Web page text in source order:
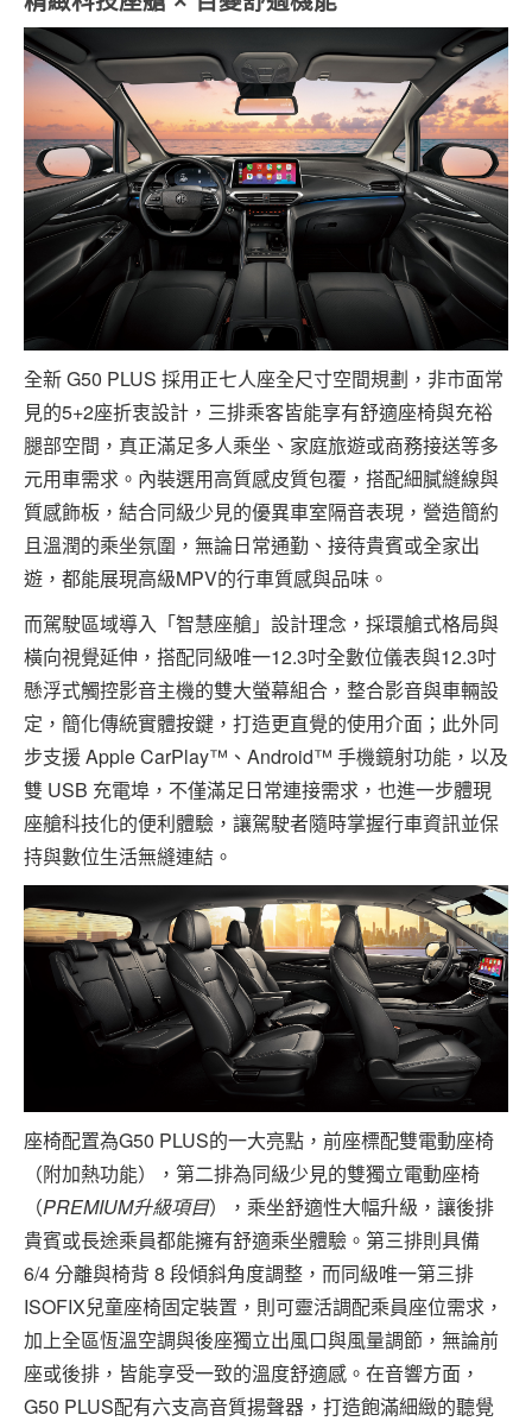
全新 G50 PLUS 採用正七人座全尺寸空間規劃，非市面常
見的5+2座折衷設計，三排乘客皆能享有舒適座椅與充裕
腿部空間，真正滿足多人乘坐、家庭旅遊或商務接送等多
元用車需求。內裝選用高質感皮質包覆，搭配細膩縫線與
質感飾板，結合同級少見的優異車室隔音表現，營造簡約
且溫潤的乘坐氛圍，無論日常通勤、接待貴賓或全家出
遊，都能展現高級MPV的行車質感與品味。
而駕駛區域導入「智慧座艙」設計理念，採環艙式格局與
橫向視覺延伸，搭配同級唯一12.3吋全數位儀表與12.3吋
懸浮式觸控影音主機的雙大螢幕組合，整合影音與車輛設
定，簡化傳統實體按鍵，打造更直覺的使用介面；此外同
步支援 Apple CarPlay™、Android™ 手機鏡射功能，以及
雙 USB 充電埠，不僅滿足日常連接需求，也進一步體現
座艙科技化的便利體驗，讓駕駛者隨時掌握行車資訊並保
持與數位生活無縫連結。
座椅配置為G50 PLUS的一大亮點，前座標配雙電動座椅
（附加熱功能），第二排為同級少見的雙獨立電動座椅
（PREMIUM升級項目），乘坐舒適性大幅升級，讓後排
貴賓或長途乘員都能擁有舒適乘坐體驗。第三排則具備
6/4 分離與椅背 8 段傾斜角度調整，而同級唯一第三排
ISOFIX兒童座椅固定裝置，則可靈活調配乘員座位需求，
加上全區恆溫空調與後座獨立出風口與風量調節，無論前
座或後排，皆能享受一致的溫度舒適感。在音響方面，
G50 PLUS配有六支高音質揚聲器，打造飽滿細緻的聽覺